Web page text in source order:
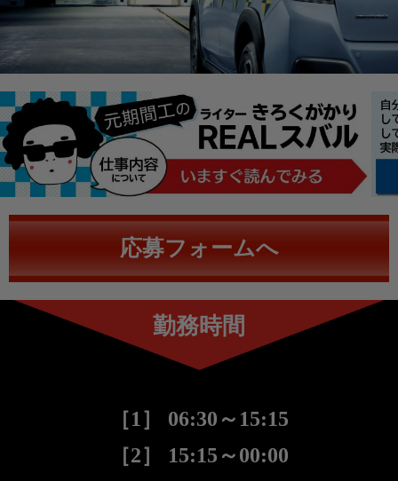
応募フォームへ
勤務時間
［1］ 06:30～15:15
［2］ 15:15～00:00